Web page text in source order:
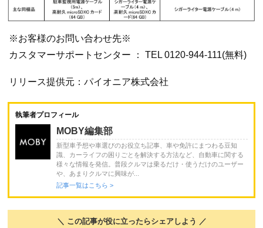
※お客様のお問い合わせ先※
カスタマーサポートセンター ： TEL 0120-944-111(無料)
リリース提供元：パイオニア株式会社
執筆者プロフィール
MOBY編集部
新型車予想や車選びのお役立ち記事、車や免許にまつわる豆知
識、カーライフの困りごとを解決する方法など、自動車に関する
様々な情報を発信。普段クルマは乗るだけ・使うだけのユーザー
や、あまりクルマに興味が...
記事一覧はこちら >
＼ この記事が役に立ったらシェアしよう ／